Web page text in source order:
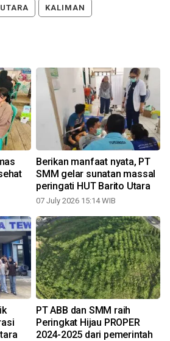
KALIMAN
Berikan manfaat nyata, PT
SMM gelar sunatan massal
peringati HUT Barito Utara
07 July 2026 15:14 WIB
PT ABB dan SMM raih
Peringkat Hijau PROPER
2024-2025 dari pemerintah